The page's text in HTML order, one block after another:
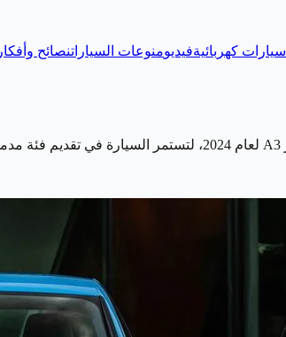
سيارات كهربائيةفيديومنوعات السياراتنصائح وأفكار